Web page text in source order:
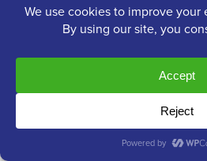
lettori. Ciò significa che se fai clic
link, potremmo guadagnare una
come è finanziato WPBeginner,
come puoi supportarci. Ecco il